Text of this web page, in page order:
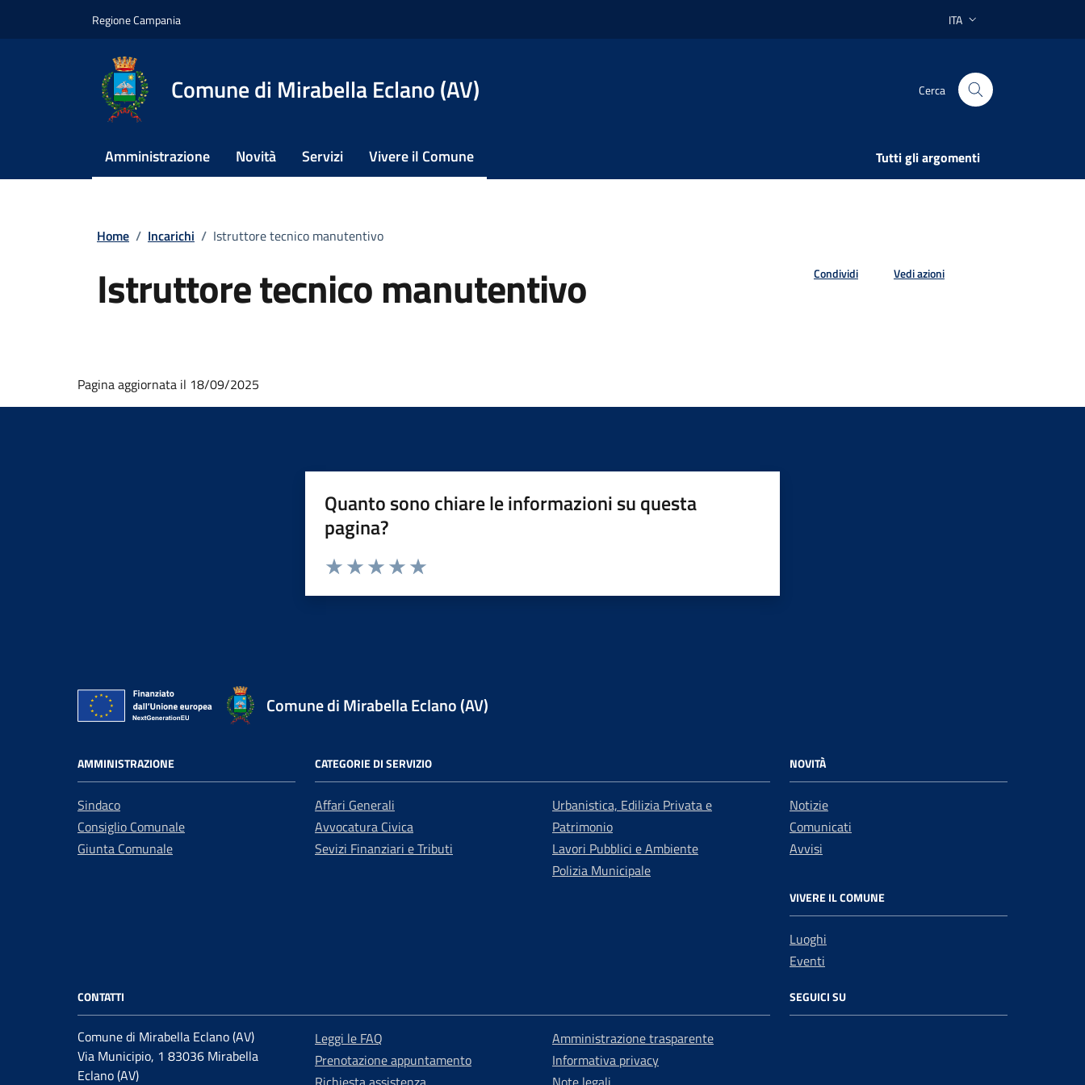
Regione Campania Lingua attiva:
ITA
Comune di Mirabella Eclano (AV) Cerca
Amministrazione Novità Servizi Vivere il Comune Tutti gli argomenti
Home / Incarichi / Istruttore tecnico manutentivo
Istruttore tecnico manutentivo Condividi Vedi azioni
Pagina aggiornata il 18/09/2025
Quanto sono chiare le informazioni su questa
pagina?
Comune di Mirabella Eclano (AV)
AMMINISTRAZIONE
Sindaco
Consiglio Comunale
Giunta Comunale
CATEGORIE DI SERVIZIO
Affari Generali
Avvocatura Civica
Sevizi Finanziari e Tributi
Urbanistica, Edilizia Privata e
Patrimonio
Lavori Pubblici e Ambiente
Polizia Municipale
NOVITÀ
Notizie
Comunicati
Avvisi
VIVERE IL COMUNE
Luoghi
Eventi
CONTATTI
Comune di Mirabella Eclano (AV)
Via Municipio, 1 83036 Mirabella
Eclano (AV)
Leggi le FAQ
Prenotazione appuntamento
Amministrazione trasparente
Informativa privacy
SEGUICI SU